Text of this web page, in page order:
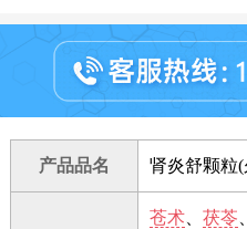
产品品名 肾炎舒颗粒
苍术、 茯苓